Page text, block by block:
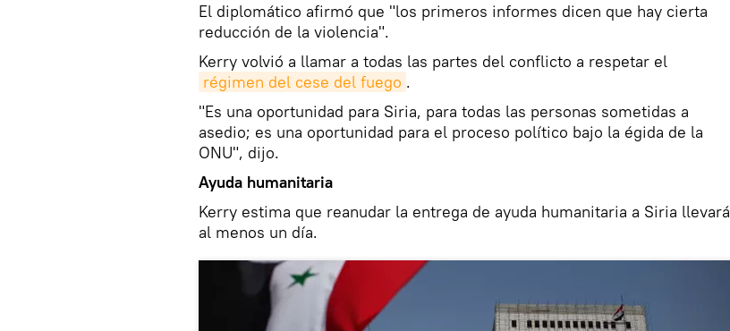
El diplomático afirmó que "los primeros informes dicen que hay cierta
reducción de la violencia".
Kerry volvió a llamar a todas las partes del conflicto a respetar el
régimen del cese del fuego .
"Es una oportunidad para Siria, para todas las personas sometidas a
asedio; es una oportunidad para el proceso político bajo la égida de la
ONU", dijo.
Ayuda humanitaria
Kerry estima que reanudar la entrega de ayuda humanitaria a Siria llevará
al menos un día.